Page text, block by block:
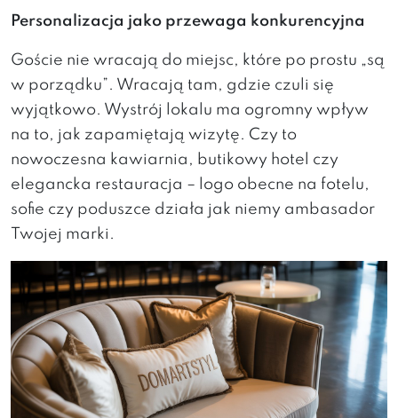
Personalizacja jako przewaga konkurencyjna
Goście nie wracają do miejsc, które po prostu „są
w porządku”. Wracają tam, gdzie czuli się
wyjątkowo. Wystrój lokalu ma ogromny wpływ
na to, jak zapamiętają wizytę. Czy to
nowoczesna kawiarnia, butikowy hotel czy
elegancka restauracja – logo obecne na fotelu,
sofie czy poduszce działa jak niemy ambasador
Twojej marki.